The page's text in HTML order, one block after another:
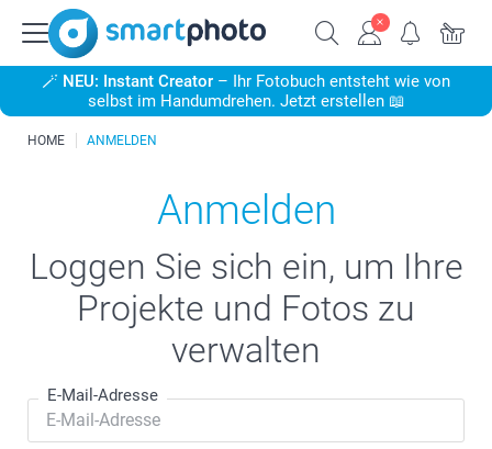
🪄 NEU: Instant Creator – Ihr Fotobuch entsteht wie von
selbst im Handumdrehen. Jetzt erstellen 📖
HOME ANMELDEN
Anmelden
Loggen Sie sich ein, um Ihre
Projekte und Fotos zu
verwalten
E-Mail-Adresse